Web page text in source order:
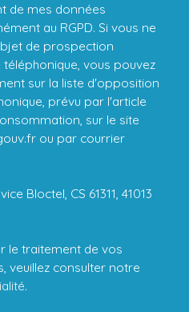
de mes données
au RGPD. Si vous ne
de prospection
vous pouvez
sur la liste d'opposition
prévu par l'article
sur le site
ou par courrier
Bloctel, CS 61311, 41013
le traitement de vos
veuillez consulter notre
.